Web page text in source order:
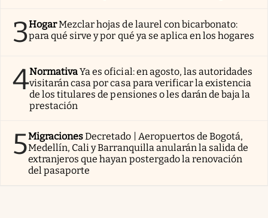
3HogarMezclar hojas de laurel con bicarbonato:
para qué sirve y por qué ya se aplica en los hogares
4NormativaYa es oficial: en agosto, las autoridades
visitarán casa por casa para verificar la existencia
de los titulares de pensiones o les darán de baja la
prestación
5MigracionesDecretado | Aeropuertos de Bogotá,
Medellín, Cali y Barranquilla anularán la salida de
extranjeros que hayan postergado la renovación
del pasaporte